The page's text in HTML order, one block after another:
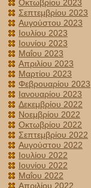
Οκτωβρίου 2023
Σεπτεμβρίου 2023
Αυγούστου 2023
Ιουλίου 2023
Ιουνίου 2023
Μαΐου 2023
Απριλίου 2023
Μαρτίου 2023
Φεβρουαρίου 2023
Ιανουαρίου 2023
Δεκεμβρίου 2022
Νοεμβρίου 2022
Οκτωβρίου 2022
Σεπτεμβρίου 2022
Αυγούστου 2022
Ιουλίου 2022
Ιουνίου 2022
Μαΐου 2022
Απριλίου 2022